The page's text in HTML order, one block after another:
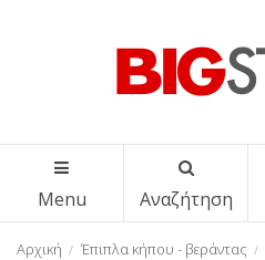
Menu Αναζήτηση
Αρχική Έπιπλα κήπου - βεράντας